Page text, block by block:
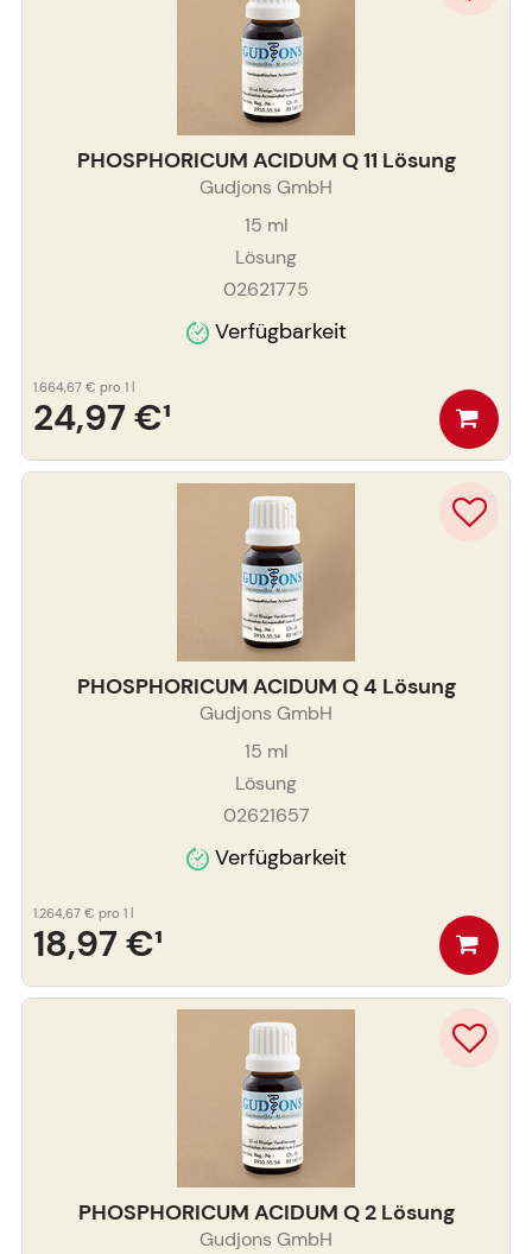
PHOSPHORICUM ACIDUM Q 11 Lösung
Gudjons GmbH
15 ml
Lösung
02621775
Verfügbarkeit
24,97 €¹
1.664,67 € pro 1 l
PHOSPHORICUM ACIDUM Q 4 Lösung
Gudjons GmbH
15 ml
Lösung
02621657
Verfügbarkeit
18,97 €¹
1.264,67 € pro 1 l
PHOSPHORICUM ACIDUM Q 2 Lösung
Gudjons GmbH